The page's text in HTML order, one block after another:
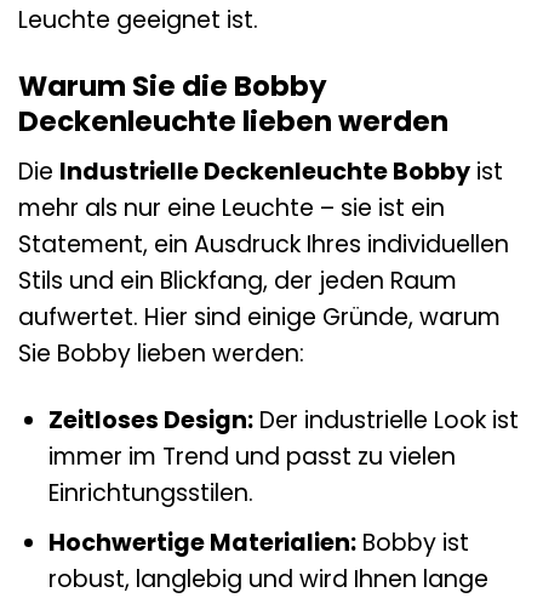
Leuchte geeignet ist.
Warum Sie die Bobby
Deckenleuchte lieben werden
Die Industrielle Deckenleuchte Bobby ist
mehr als nur eine Leuchte – sie ist ein
Statement, ein Ausdruck Ihres individuellen
Stils und ein Blickfang, der jeden Raum
aufwertet. Hier sind einige Gründe, warum
Sie Bobby lieben werden:
Zeitloses Design:Der industrielle Look ist
immer im Trend und passt zu vielen
Einrichtungsstilen.
Hochwertige Materialien:Bobby ist
robust, langlebig und wird Ihnen lange